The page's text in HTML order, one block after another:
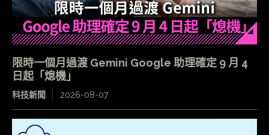
限時一個月過渡 Gemini Google 助理確定 9 月 4
日起「熄機」
科技新聞 2026-08-07